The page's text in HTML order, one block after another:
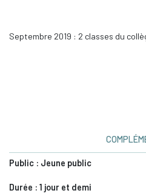
Septembre 2019 : 2 classes du
Public : Jeune public
Durée : 1 jour et demi